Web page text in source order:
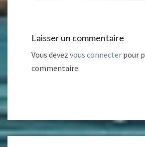
Laisser un commentaire
Vous devez vous connecter pour
commentaire.